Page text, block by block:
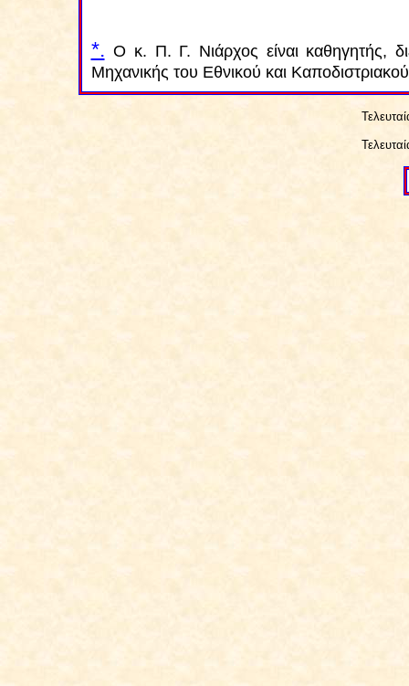
*. Ο κ. Π. Γ. Νιάρχος είναι καθηγητής,
Μηχανικής του Εθνικού και